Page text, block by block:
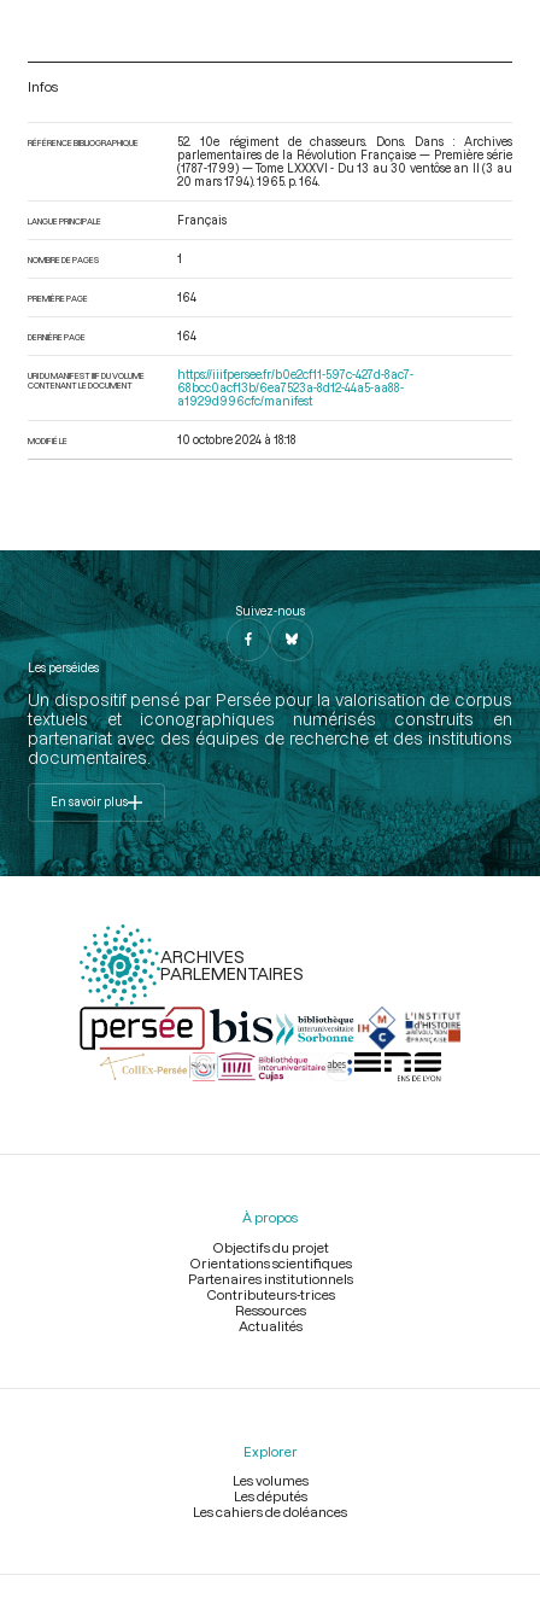
Infos
RÉFÉRENCE BIBLIOGRAPHIQUE
52. 10e régiment de chasseurs. Dons. Dans : Archives
parlementaires de la Révolution Française — Première série
(1787-1799) — Tome LXXXVI - Du 13 au 30 ventôse an II (3 au
20 mars 1794) . 1965. p. 164.
LANGUE PRINCIPALE Français
NOMBRE DE PAGES 1
PREMIÈRE PAGE 164
DERNIÈRE PAGE 164
URI DU MANIFEST IIIF DU VOLUME
CONTENANT LE DOCUMENT
https://iiif.persee.fr/b0e2cf11-597c-427d-8ac7-
68bcc0acf13b/6ea7523a-8d12-44a5-aa88-
a1929d996cfc/manifest
MODIFIÉ LE 10 octobre 2024 à 18:18
Suivez-nous
Les perséides
Un dispositif pensé par Persée pour la valorisation de corpus
textuels et iconographiques numérisés construits en
partenariat avec des équipes de recherche et des institutions
documentaires.
En savoir plus
ARCHIVES
PARLEMENTAIRES
Menu
À propos
Objectifs du projet
Orientations scientifiques
Partenaires institutionnels
Contributeurs-trices
Ressources
Actualités
Explorer
Les volumes
Les députés
Les cahiers de doléances